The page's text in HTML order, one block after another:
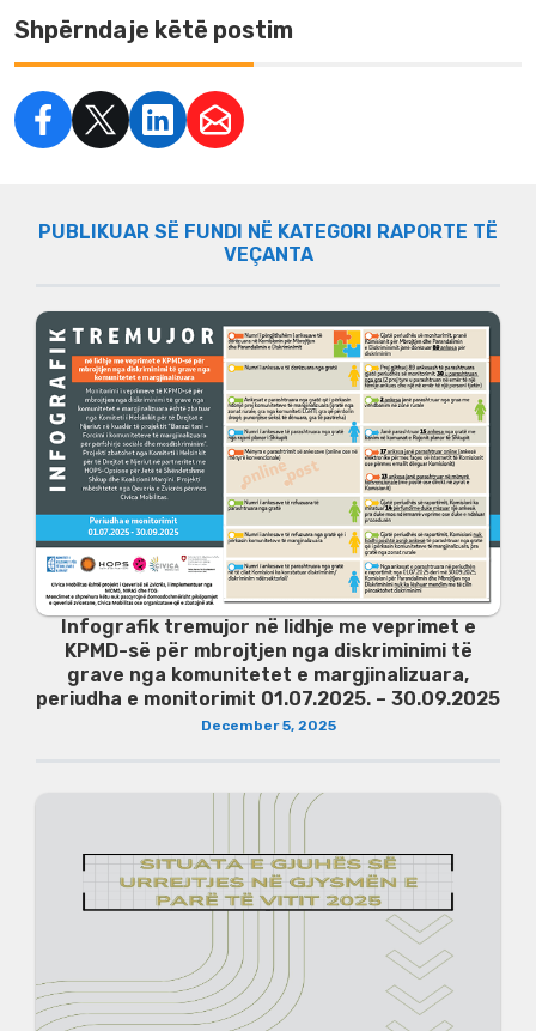
Shpërndaje këtë postim
PUBLIKUAR SË FUNDI NË KATEGORI RAPORTE TË
VEÇANTA
Infografik tremujor në lidhje me veprimet e
KPMD-së për mbrojtjen nga diskriminimi të
grave nga komunitetet e margjinalizuara,
periudha e monitorimit 01.07.2025. – 30.09.2025
December 5, 2025